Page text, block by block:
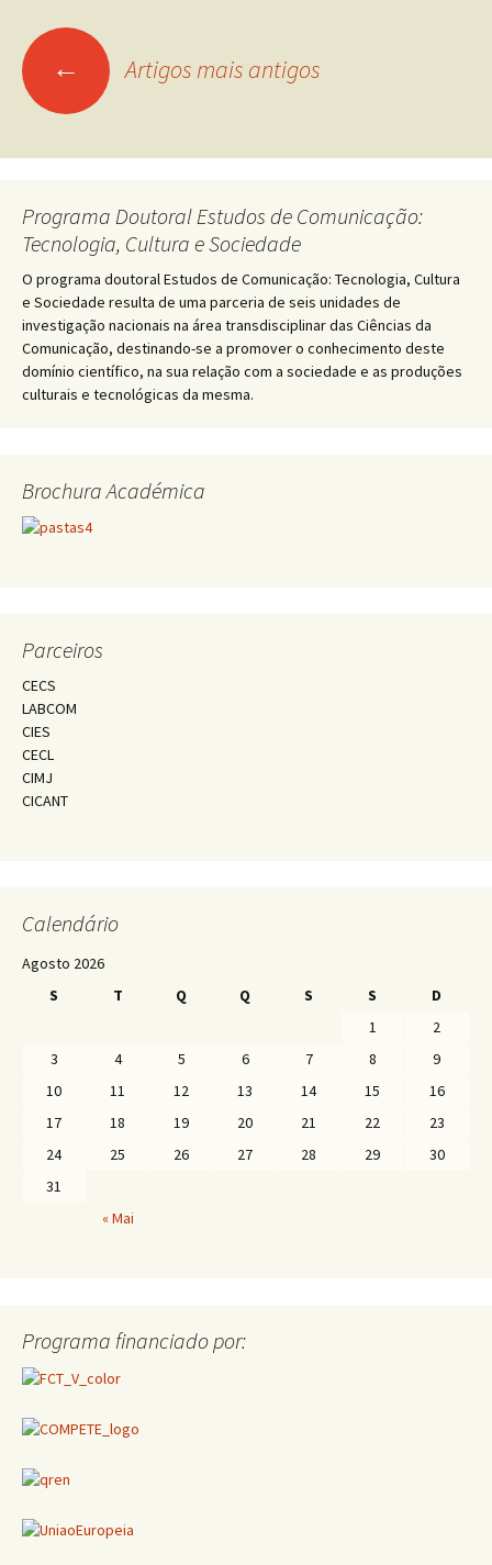
Navegação de
artigos
← Artigos mais antigos
Programa Doutoral Estudos de Comunicação:
Tecnologia, Cultura e Sociedade
O programa doutoral Estudos de Comunicação: Tecnologia, Cultura
e Sociedade resulta de uma parceria de seis unidades de
investigação nacionais na área transdisciplinar das Ciências da
Comunicação, destinando-se a promover o conhecimento deste
domínio científico, na sua relação com a sociedade e as produções
culturais e tecnológicas da mesma.
Brochura Académica
Parceiros
CECS
LABCOM
CIES
CECL
CIMJ
CICANT
Calendário
Agosto 2026
S
T Q Q S S D
« Mai
1
2
3
4 5 6 7 8
9
10
11 12 13 14 15
16
17
18 19 20 21 22
23
24
25 26 27 28 29
30
31
Programa financiado por: